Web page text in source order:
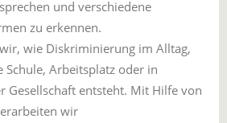
und verschiedene
zu erkennen.
wie Diskriminierung im Alltag,
Schule, Arbeitsplatz oder in
Gesellschaft entsteht. Mit Hilfe von
wir